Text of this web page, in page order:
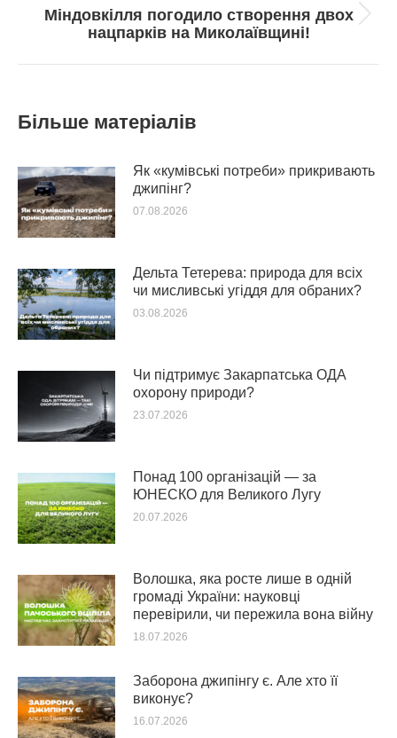
Next
post:
Міндовкілля погодило створення двох
нацпарків на Миколаївщині!
Більше матеріалів
Як «кумівські потреби» прикривають
джипінг?
07.08.2026
Дельта Тетерева: природа для всіх
чи мисливські угіддя для обраних?
03.08.2026
Чи підтримує Закарпатська ОДА
охорону природи?
23.07.2026
Понад 100 організацій — за
ЮНЕСКО для Великого Лугу
20.07.2026
Волошка, яка росте лише в одній
громаді України: науковці
перевірили, чи пережила вона війну
18.07.2026
Заборона джипінгу є. Але хто її
виконує?
16.07.2026